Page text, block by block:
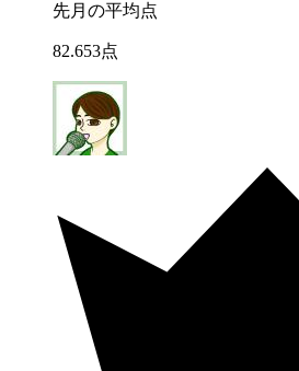
先月の平均点
82.653点